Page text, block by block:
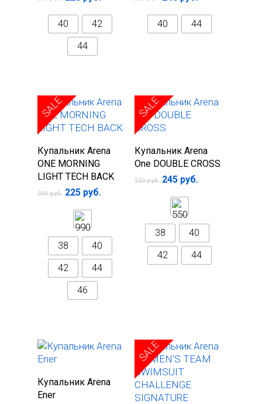
40
42
44
40 44
параметры
SALE
Купальник Arena
ONE MORNING
LIGHT TECH BACK
240руб. 225 руб.
38
40
42
44
46
параметры
SALE
Купальник Arena
One DOUBLE CROSS
320руб. 245 руб.
38
40
42
44
параметры
Купальник Arena
Ener
SALE